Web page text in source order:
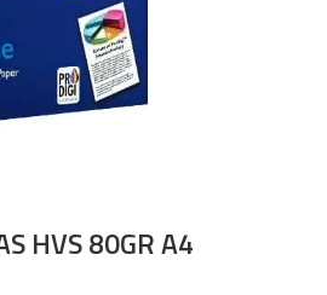
HVS 80GR A4